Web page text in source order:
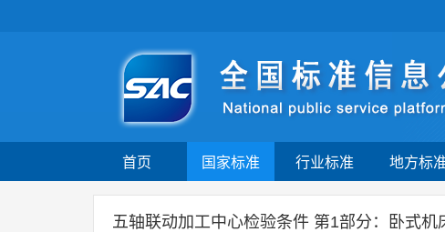
首页 国家标准 行业标准 地方标
五轴联动加工中心检验条件 第1部分：卧式机